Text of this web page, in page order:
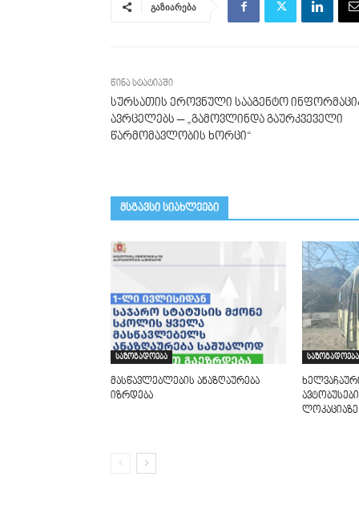
გაზიარება
წინა სტატიაში
სურსათის ეროვნული სააგენტო
ავრცელებს – „გამოვლინდა გაურკვეველი
წარმომავლობის ხორცი“
მსგავსი სიახლეები
საზოგადოება
მასწავლებლების ანაზღაურება
იზრდება
საზოგადოება